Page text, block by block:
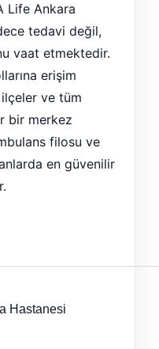
Life Ankara
tedavi değil,
vaat etmektedir.
erişim
ilçeler ve tüm
bir merkez
filosu ve
en güvenilir
Hastanesi